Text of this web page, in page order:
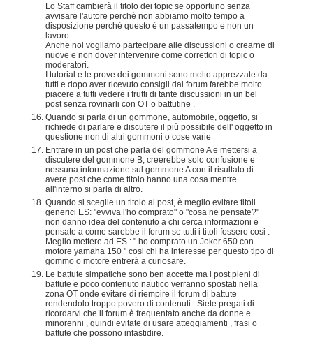
Lo Staff cambierà il titolo dei topic se opportuno senza
avvisare l'autore perchè non abbiamo molto tempo a
disposizione perchè questo è un passatempo e non un
lavoro.
Anche noi vogliamo partecipare alle discussioni o crearne di
nuove e non dover intervenire come correttori di topic o
moderatori.
I tutorial e le prove dei gommoni sono molto apprezzate da
tutti e dopo aver ricevuto consigli dal forum farebbe molto
piacere a tutti vedere i frutti di tante discussioni in un bel
post senza rovinarli con OT o battutine .
Quando si parla di un gommone, automobile, oggetto, si
richiede di parlare e discutere il più possibile dell' oggetto in
questione non di altri gommoni o cose varie
Entrare in un post che parla del gommone A e mettersi a
discutere del gommone B, creerebbe solo confusione e
nessuna informazione sul gommone A con il risultato di
avere post che come titolo hanno una cosa mentre
all'interno si parla di altro.
Quando si sceglie un titolo al post, è meglio evitare titoli
generici ES: "evviva l'ho comprato" o "cosa ne pensate?"
non danno idea del contenuto a chi cerca informazioni e
pensate a come sarebbe il forum se tutti i titoli fossero cosi .
Meglio mettere ad ES : " ho comprato un Joker 650 con
motore yamaha 150 " cosi chi ha interesse per questo tipo di
gommo o motore entrerà a curiosare.
Le battute simpatiche sono ben accette ma i post pieni di
battute e poco contenuto nautico verranno spostati nella
zona OT onde evitare di riempire il forum di battute
rendendolo troppo povero di contenuti . Siete pregati di
ricordarvi che il forum è frequentato anche da donne e
minorenni , quindi evitate di usare atteggiamenti , frasi o
battute che possono infastidire.